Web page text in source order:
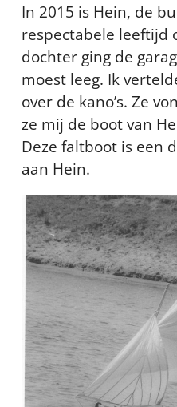
In 2015 is Hein, de
respectabele leeftijd
dochter ging de
moest leeg. Ik
over de kano’s. Ze
ze mij de boot van
Deze faltboot is een
aan Hein.